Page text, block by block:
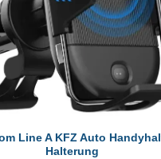
KFZ Auto Handyhalter
Halterung